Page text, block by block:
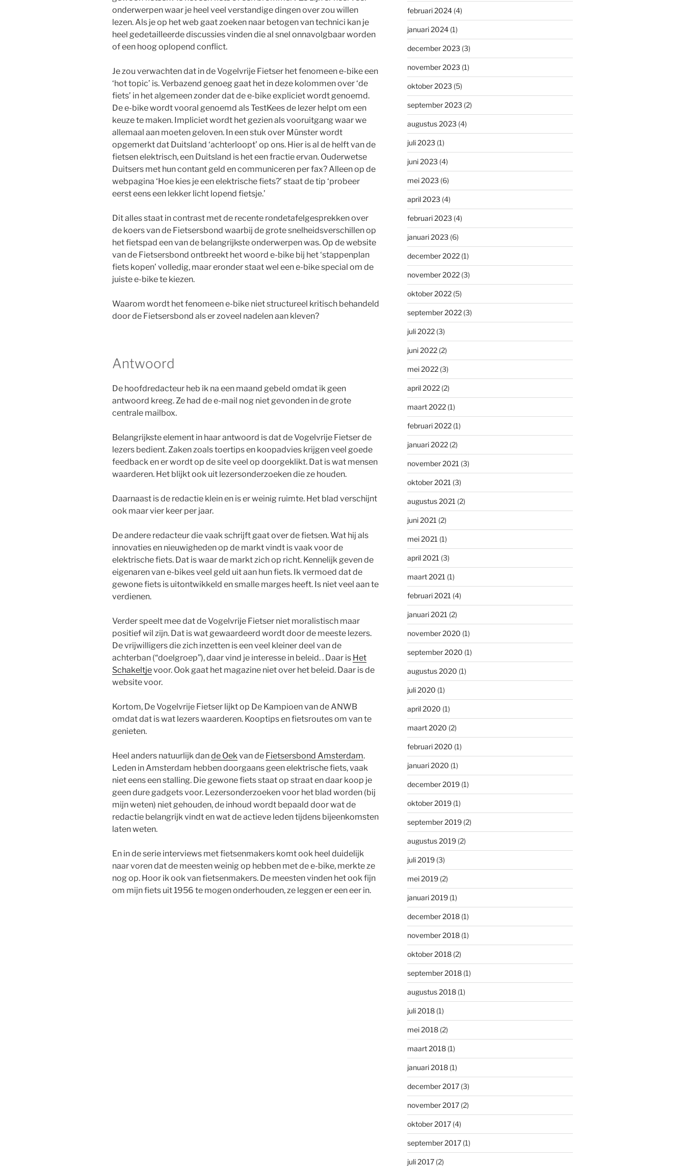
onderwerpen waar je heel veel verstandige dingen over zou willen
lezen. Als je op het web gaat zoeken naar betogen van technici kan je
heel gedetailleerde discussies vinden die al snel onnavolgbaar worden
of een hoog oplopend conflict.
Je zou verwachten dat in de Vogelvrije Fietser het fenomeen e-bike een
‘hot topic’ is. Verbazend genoeg gaat het in deze kolommen over ‘de
fiets’ in het algemeen zonder dat de e-bike expliciet wordt genoemd.
De e-bike wordt vooral genoemd als TestKees de lezer helpt om een
keuze te maken. Impliciet wordt het gezien als vooruitgang waar we
allemaal aan moeten geloven. In een stuk over Münster wordt
opgemerkt dat Duitsland ‘achterloopt’ op ons. Hier is al de helft van de
fietsen elektrisch, een Duitsland is het een fractie ervan. Ouderwetse
Duitsers met hun contant geld en communiceren per fax? Alleen op de
webpagina ‘Hoe kies je een elektrische fiets?’ staat de tip ‘probeer
eerst eens een lekker licht lopend fietsje.’
Dit alles staat in contrast met de recente rondetafelgesprekken over
de koers van de Fietsersbond waarbij de grote snelheidsverschillen op
het fietspad een van de belangrijkste onderwerpen was. Op de website
van de Fietsersbond ontbreekt het woord e-bike bij het ‘stappenplan
fiets kopen’ volledig, maar eronder staat wel een e-bike special om de
juiste e-bike te kiezen.
Waarom wordt het fenomeen e-bike niet structureel kritisch behandeld
door de Fietsersbond als er zoveel nadelen aan kleven?
Antwoord
De hoofdredacteur heb ik na een maand gebeld omdat ik geen
antwoord kreeg. Ze had de e-mail nog niet gevonden in de grote
centrale mailbox.
Belangrijkste element in haar antwoord is dat de Vogelvrije Fietser de
lezers bedient. Zaken zoals toertips en koopadvies krijgen veel goede
feedback en er wordt op de site veel op doorgeklikt. Dat is wat mensen
waarderen. Het blijkt ook uit lezersonderzoeken die ze houden.
Daarnaast is de redactie klein en is er weinig ruimte. Het blad verschijnt
ook maar vier keer per jaar.
De andere redacteur die vaak schrijft gaat over de fietsen. Wat hij als
innovaties en nieuwigheden op de markt vindt is vaak voor de
elektrische fiets. Dat is waar de markt zich op richt. Kennelijk geven de
eigenaren van e-bikes veel geld uit aan hun fiets. Ik vermoed dat de
gewone fiets is uitontwikkeld en smalle marges heeft. Is niet veel aan te
verdienen.
Verder speelt mee dat de Vogelvrije Fietser niet moralistisch maar
positief wil zijn. Dat is wat gewaardeerd wordt door de meeste lezers.
De vrijwilligers die zich inzetten is een veel kleiner deel van de
achterban (“doelgroep”), daar vind je interesse in beleid. . Daar is Het
Schakeltjevoor. Ook gaat het magazine niet over het beleid. Daar is de
website voor.
Kortom, De Vogelvrije Fietser lijkt op De Kampioen van de ANWB
omdat dat is wat lezers waarderen. Kooptips en fietsroutes om van te
genieten.
Heel anders natuurlijk dande Oekvan de Fietsersbond Amsterdam.
Leden in Amsterdam hebben doorgaans geen elektrische fiets, vaak
niet eens een stalling. Die gewone fiets staat op straat en daar koop je
geen dure gadgets voor. Lezersonderzoeken voor het blad worden (bij
mijn weten) niet gehouden, de inhoud wordt bepaald door wat de
redactie belangrijk vindt en wat de actieve leden tijdens bijeenkomsten
laten weten.
En in de serie interviews met fietsenmakers komt ook heel duidelijk
naar voren dat de meesten weinig op hebben met de e-bike, merkte ze
nog op. Hoor ik ook van fietsenmakers. De meesten vinden het ook fijn
om mijn fiets uit 1956 te mogen onderhouden, ze leggen er een eer in.
februari 2024(4)
januari 2024(1)
december 2023 (3)
november 2023 (1)
oktober 2023 (5)
september 2023 (2)
augustus 2023 (4)
juli 2023 (1)
juni 2023 (4)
mei 2023 (6)
april 2023 (4)
februari 2023 (4)
januari 2023 (6)
december 2022(1)
november 2022(3)
oktober 2022(5)
september 2022(3)
juli 2022(3)
juni 2022(2)
mei 2022(3)
april 2022(2)
maart 2022(1)
februari 2022(1)
januari 2022(2)
november 2021 (3)
oktober 2021 (3)
augustus 2021 (2)
juni 2021 (2)
mei 2021 (1)
april 2021 (3)
maart 2021 (1)
februari 2021 (4)
januari 2021 (2)
november 2020 (1)
september 2020 (1)
augustus 2020 (1)
juli 2020 (1)
april 2020 (1)
maart 2020 (2)
februari 2020 (1)
januari 2020 (1)
december 2019(1)
oktober 2019(1)
september 2019(2)
augustus 2019(2)
juli 2019(3)
mei 2019(2)
januari 2019(1)
december 2018(1)
november 2018(1)
oktober 2018(2)
september 2018(1)
augustus 2018(1)
juli 2018(1)
mei 2018(2)
maart 2018(1)
januari 2018(1)
december 2017(3)
november 2017(2)
oktober 2017(4)
september 2017(1)
juli 2017(2)